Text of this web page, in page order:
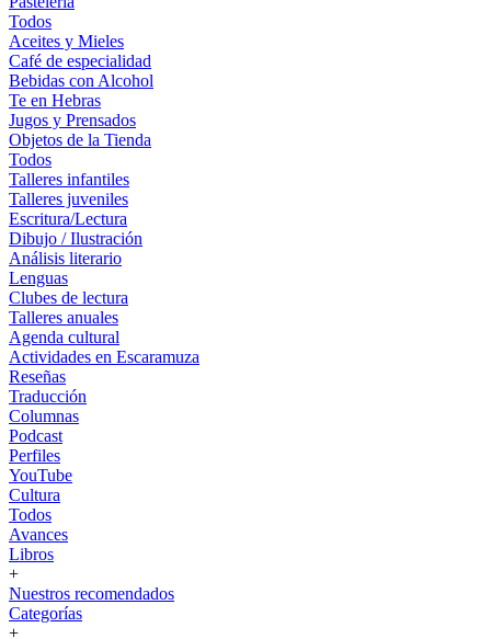
Todos
Aceites y Mieles
Café de especialidad
Bebidas con Alcohol
Te en Hebras
Jugos y Prensados
Objetos de la Tienda
Todos
Talleres infantiles
Talleres juveniles
Escritura/Lectura
Dibujo / Ilustración
Análisis literario
Lenguas
Clubes de lectura
Talleres anuales
Agenda cultural
Actividades en Escaramuza
Reseñas
Traducción
Columnas
Podcast
Perfiles
YouTube
Cultura
Todos
Avances
Libros
+
Nuestros recomendados
Categorías
+